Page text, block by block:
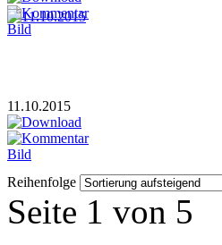
11.10.2015
Reihenfolge
Seite 1 von 5